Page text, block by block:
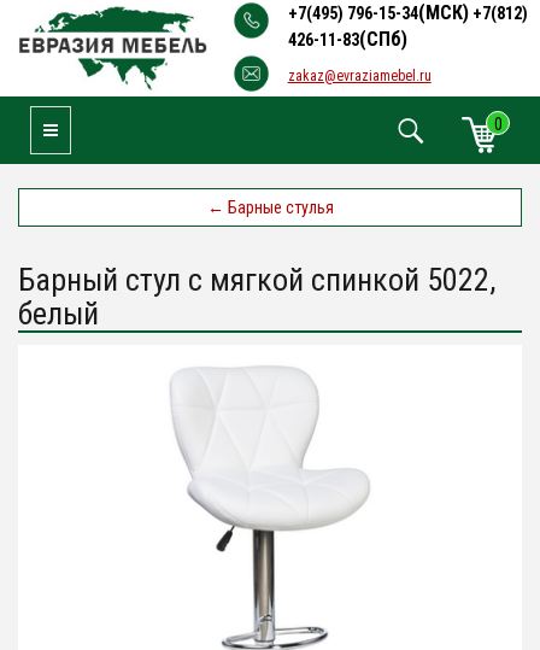
+7(495) 796-15-34(МСК) +7(812)
426-11-83(СПб)
zakaz@evraziamebel.ru
0
Toggle Navigation
← Барные стулья
Барный стул с мягкой спинкой 5022,
белый